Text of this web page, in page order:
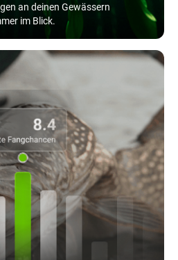
an deinen Gewässern
im Blick.